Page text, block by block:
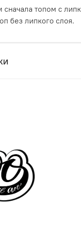
сначала топом с
без липкого слоя.